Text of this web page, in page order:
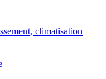
climatisation